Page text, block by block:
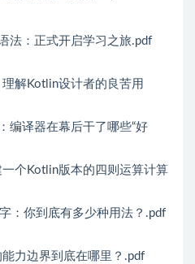
法：正式开启学习之旅.pdf
解Kotlin设计者的良苦用
编译器在幕后干了哪些“好
个Kotlin版本的四则运算计算
：你到底有多少种用法？.pdf
力边界到底在哪里？.pdf